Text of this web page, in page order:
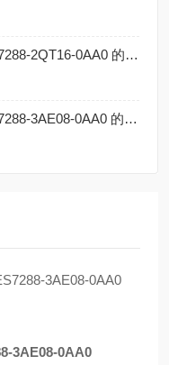
德国SIEMENS西门子PLC 6ES7288-2QT16-0AA0 的特点
德国SIEMENS西门子PLC 6ES7288-3AE08-0AA0 的特点
3AE08-0AA0